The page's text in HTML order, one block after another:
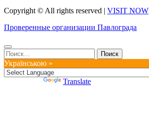
Copyright © All rights reserved | VISIT NOW
Проверенные организации Павлограда
Найти:
Українською »
Translate